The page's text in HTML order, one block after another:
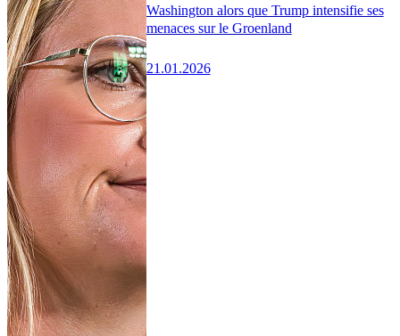
Washington alors que Trump intensifie ses
menaces sur le Groenland
21.01.2026